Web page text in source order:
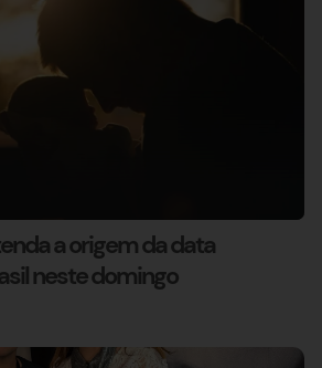
a origem da data
neste domingo